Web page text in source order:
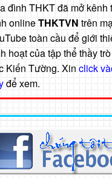
đình THKT đã mở kênh
onlineTHKTVN trên
toàn cầu để giới
hoạt của tập thể thầy
Kiến Tường. Xin click
để xem.